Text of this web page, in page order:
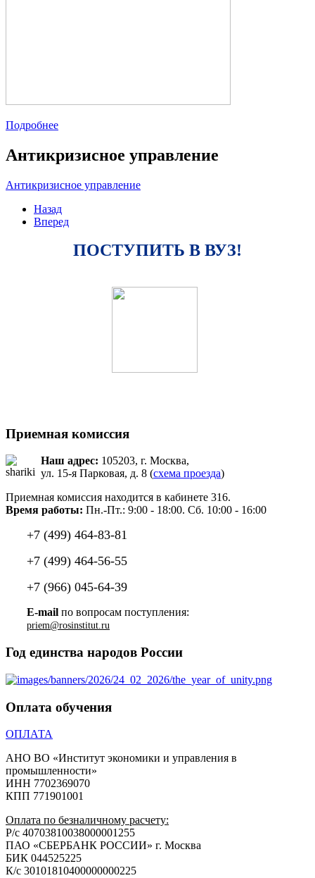
Подробнее
Антикризисное управление
Антикризисное управление
Назад
Вперед
ПОСТУПИТЬ В ВУЗ!
Приемная комиссия
Наш адрес: 105203, г. Москва,
ул. 15-я Парковая, д. 8 (схема проезда)
Приемная комиссия находится в кабинете 316.
Время работы: Пн.-Пт.: 9:00 - 18:00. Сб. 10:00 - 16:00
+7 (499) 464-83-81
+7 (499) 464-56-55
+7 (966) 045-64-39
E-mail по вопросам поступления:
Год единства народов России
Оплата обучения
ОПЛАТА
АНО ВО «Институт экономики и управления в
промышленности»
ИНН 7702369070
КПП 771901001
Оплата по безналичному расчету:
Р/с 40703810038000001255
ПАО «СБЕРБАНК РОССИИ» г. Москва
БИК 044525225
К/с 30101810400000000225